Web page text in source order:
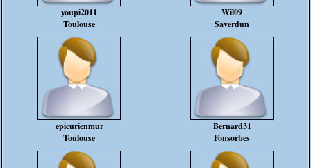
youpi2011
Toulouse
Wil09
Saverdun
epicurienmur
Toulouse
Bernard31
Fonsorbes